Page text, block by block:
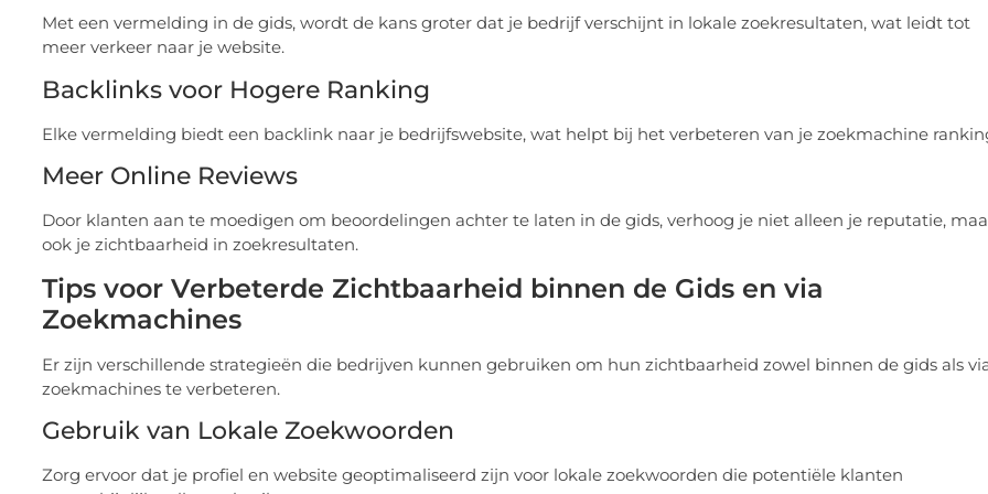
Met een vermelding in de gids, wordt de kans groter dat je bedrijf verschijnt in lokale zoekresultaten, wat leidt tot
meer verkeer naar je website.
Backlinks voor Hogere Ranking
Elke vermelding biedt een backlink naar je bedrijfswebsite, wat helpt bij het verbeteren van je zoekmachine
Meer Online Reviews
Door klanten aan te moedigen om beoordelingen achter te laten in de gids, verhoog je niet alleen je reputatie,
ook je zichtbaarheid in zoekresultaten.
Tips voor Verbeterde Zichtbaarheid binnen de Gids en via
Zoekmachines
Er zijn verschillende strategieën die bedrijven kunnen gebruiken om hun zichtbaarheid zowel binnen de gids als
zoekmachines te verbeteren.
Gebruik van Lokale Zoekwoorden
Zorg ervoor dat je profiel en website geoptimaliseerd zijn voor lokale zoekwoorden die potentiële klanten